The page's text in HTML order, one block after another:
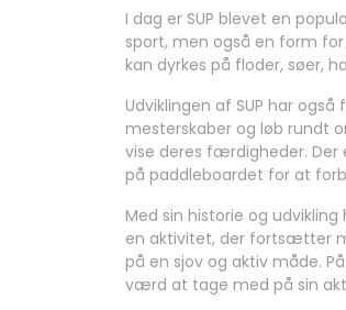
I dag er SUP blevet en
sport, men også en form
kan dyrkes på floder, søer,
Udviklingen af SUP har
mesterskaber og løb rundt
vise deres færdigheder. Der
på paddleboardet for at
Med sin historie og
en aktivitet, der fortsætter
på en sjov og aktiv måde.
værd at tage med på sin